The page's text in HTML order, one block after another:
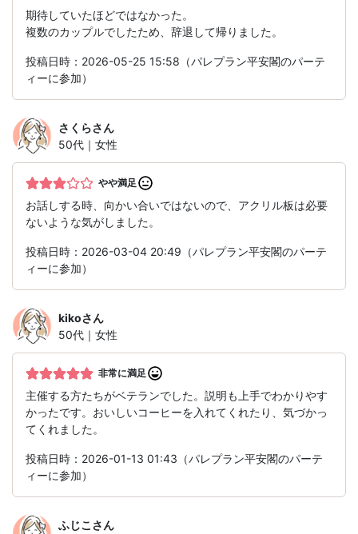
期待していたほどではなかった。
複数のカップルでしたため、辞退して帰りました。
投稿日時：2026-05-25 15:58（パレプラン平安閣のパーテ
ィーに参加）
さくらさん
50代｜女性
やや満足
お話しする時、向かい合いではないので、アクリル板は必要
ないような気がしました。
投稿日時：2026-03-04 20:49（パレプラン平安閣のパーテ
ィーに参加）
kikoさん
50代｜女性
非常に満足
主催する方たちがベテランでした。説明も上手でわかりやす
かったです。おいしいコーヒーを入れてくれたり、気づかっ
てくれました。
投稿日時：2026-01-13 01:43（パレプラン平安閣のパーテ
ィーに参加）
ふじこ さん